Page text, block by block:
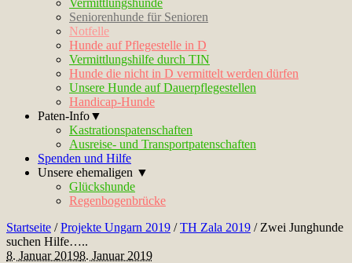
Vermittlungshunde
Seniorenhunde für Senioren
Notfelle
Hunde auf Pflegestelle in D
Vermittlungshilfe durch TIN
Hunde die nicht in D vermittelt werden dürfen
Unsere Hunde auf Dauerpflegestellen
Handicap-Hunde
Paten-Info▼
Kastrationspatenschaften
Ausreise- und Transportpatenschaften
Spenden und Hilfe
Unsere ehemaligen ▼
Glückshunde
Regenbogenbrücke
Startseite /Projekte Ungarn 2019 /TH Zala 2019 / Zwei Junghunde
suchen Hilfe…..
8. Januar 20198. Januar 2019